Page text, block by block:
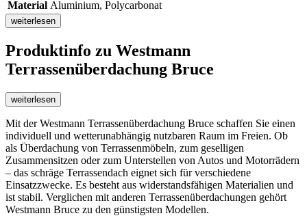
Material Aluminium, Polycarbonat
weiterlesen
Produktinfo zu Westmann
Terrassenüberdachung Bruce
weiterlesen
Mit der Westmann Terrassenüberdachung Bruce schaffen Sie einen
individuell und wetterunabhängig nutzbaren Raum im Freien. Ob
als Überdachung von Terrassenmöbeln, zum geselligen
Zusammensitzen oder zum Unterstellen von Autos und Motorrädern
– das schräge Terrassendach eignet sich für verschiedene
Einsatzzwecke. Es besteht aus widerstandsfähigen Materialien und
ist stabil. Verglichen mit anderen Terrassenüberdachungen gehört
Westmann Bruce zu den günstigsten Modellen.